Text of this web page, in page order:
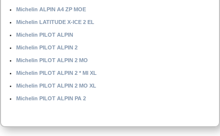
Michelin ALPIN A4 ZP MOE
Michelin LATITUDE X-ICE 2 EL
Michelin PILOT ALPIN
Michelin PILOT ALPIN 2
Michelin PILOT ALPIN 2 MO
Michelin PILOT ALPIN 2 * MI XL
Michelin PILOT ALPIN 2 MO XL
Michelin PILOT ALPIN PA 2